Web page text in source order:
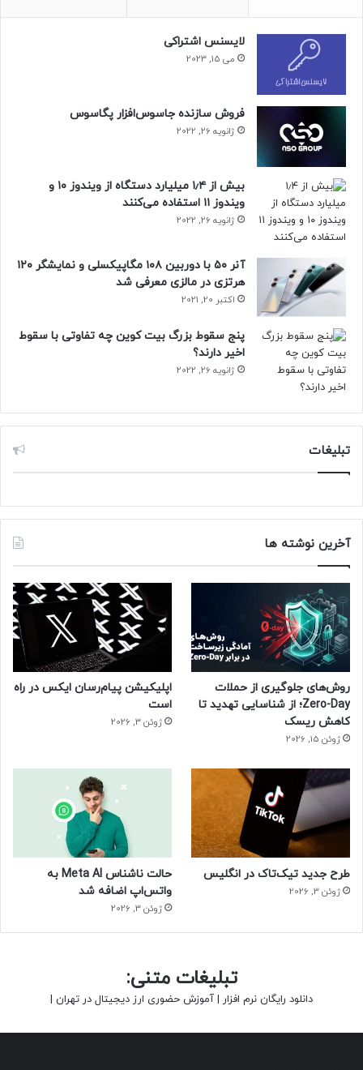
منبع : زومیت
لایسنس اشتراکی
می 15, 2023
فروش سازنده جاسوس‌افزار پگاسوس
ژانویه 26, 2022
بیش از ۱٫۴ میلیارد دستگاه از ویندوز ۱۰ و
ویندوز ۱۱ استفاده می‌کنند
ژانویه 26, 2022
آنر ۵۰ با دوربین ۱۰۸ مگاپیکسلی و نمایشگر ۱۲۰
هرتزی در مالزی معرفی شد
اکتبر 20, 2021
پنج سقوط بزرگ بیت کوین چه تفاوتی با سقوط
اخیر دارند؟
ژانویه 26, 2022
تبلیغات
آخرین نوشته ها
روش‌های جلوگیری از حملات
Zero-Day؛ از شناسایی تهدید تا
کاهش ریسک
ژوئن 15, 2026
اپلیکیشن پیام‌رسان ایکس در راه
است
ژوئن 3, 2026
طرح جدید تیک‌تاک در انگلیس
ژوئن 3, 2026
حالت ناشناس Meta AI به
واتس‌اپ اضافه شد
ژوئن 3, 2026
تبلیغات متنی:
دانلود رایگان نرم افزار | آموزش حضوری ارز دیجیتال در تهران |